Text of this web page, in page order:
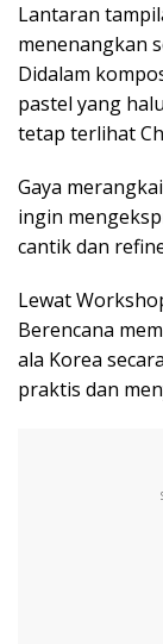
Lantaran
menenangkan
Didalam
pastel yang
tetap terlihat
Gaya
ingin
cantik dan
Lewat
Berencana
ala Korea
praktis dan